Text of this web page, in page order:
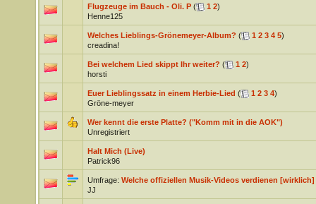
Flugzeuge im Bauch - Oli. P ( 1 2)
Henne125
Welches Lieblings-Grönemeyer-Album? ( 1 2 3 4 5)
creadina!
Bei welchem Lied skippt Ihr weiter? ( 1 2)
horsti
Euer Lieblingssatz in einem Herbie-Lied ( 1 2 3 4)
Gröne-meyer
Wer kennt die erste Platte? ("Komm mit in die AOK")
Unregistriert
Halt Mich (Live)
Patrick96
Umfrage: Welche offiziellen Musik-Videos verdienen
JJ